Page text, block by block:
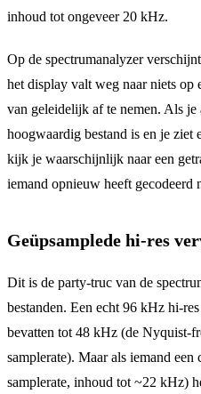
inhoud tot ongeveer 20 kHz.
Op de spectrumanalyzer
het display valt weg naar niets op
van geleidelijk af te nemen. Als je
hoogwaardig bestand is en je
kijk je waarschijnlijk naar een
iemand opnieuw heeft gecodeerd
Geüpsamplede hi-res
Dit is de party-truc van de
bestanden. Een echt 96 kHz hi-
bevatten tot 48 kHz (de Nyquist-
samplerate). Maar als iemand
samplerate, inhoud tot ~22 kHz)